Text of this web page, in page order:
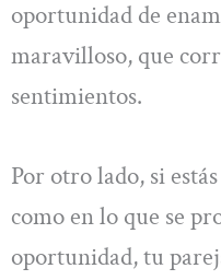
oportunidad de
maravilloso, que
sentimientos.
Por otro lado, si
como en lo que se
oportunidad, tu